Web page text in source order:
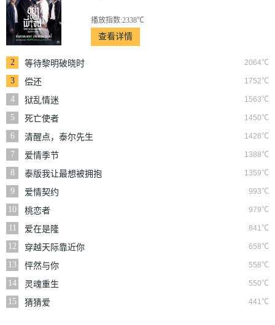
播放指数:2338℃
查看详情
2 2064℃
等待黎明破晓时
3
1752℃
偿还
4
1563℃
狱乱情迷
5
1450℃
死亡使者
6
1428℃
清醒点，泰尔先生
7
1388℃
爱情季节
8
1359℃
泰版我让最想被拥抱
的男人给威胁了
9 993℃
爱情契约
10
979℃
桃恋者
11
841℃
爱在是隆
12
658℃
穿越天际靠近你
13
558℃
怦然与你
14
550℃
灵魂重生
15
441℃
猜猜爱